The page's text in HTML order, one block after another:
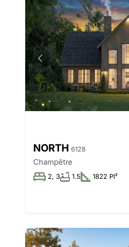
NORTH 6128
Champêtre
2, 3 1.5 1822 PI²